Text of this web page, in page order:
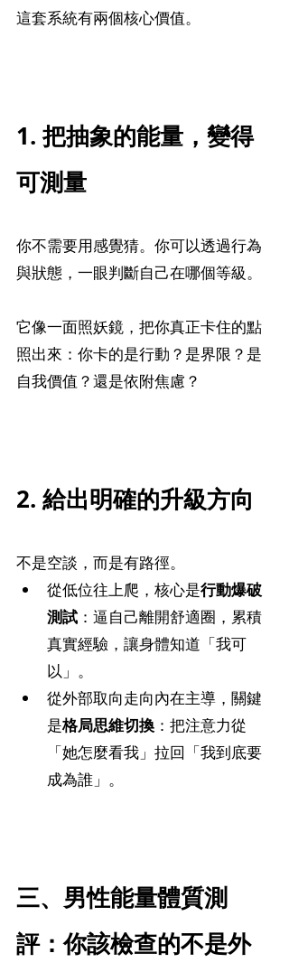
這套系統有兩個核心價值。
1. 把抽象的能量，變得
可測量
你不需要用感覺猜。你可以透過行為
與狀態，一眼判斷自己在哪個等級。
它像一面照妖鏡，把你真正卡住的點
照出來：你卡的是行動？是界限？是
自我價值？還是依附焦慮？
2. 給出明確的升級方向
不是空談，而是有路徑。
從低位往上爬，核心是行動爆破
測試 ：逼自己離開舒適圈，累積
真實經驗，讓身體知道「我可
以」。
從外部取向走向內在主導，關鍵
是格局思維切換 ：把注意力從
「她怎麼看我」拉回「我到底要
成為誰」。
三、男性能量體質測
評：你該檢查的不是外